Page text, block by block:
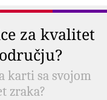
za kvalitet
karti sa svojom
zraka?